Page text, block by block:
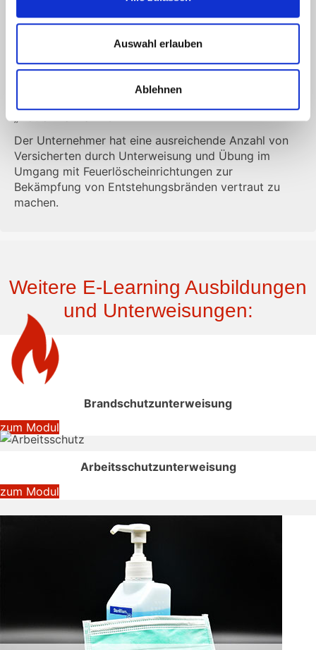
Auswahl erlauben
Ablehnen
Brandgefährdung, der Anwesenheit vieler Personen,
Personen mit eingeschränkter Mobilität sowie großer
sein.
Unfallverhütungsvorschrift: Grundsätze der
„Notfallmaßnahmen“
Der Unternehmer hat eine ausreichende Anzahl von
Versicherten durch Unterweisung und Übung im
Umgang mit Feuerlöscheinrichtungen zur
Bekämpfung von Entstehungsbränden vertraut zu
machen.
Weitere E-Learning Ausbildungen
und Unterweisungen:
Brandschutzunterweisung
zum Modul
Arbeitsschutzunterweisung
zum Modul